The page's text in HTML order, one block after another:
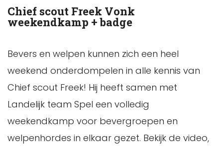
Chief scout Freek Vonk
weekendkamp + badge
Bevers en welpen kunnen zich een heel
weekend onderdompelen in alle kennis van
Chief scout Freek! Hij heeft samen met
Landelijk team Spel een volledig
weekendkamp voor bevergroepen en
welpenhordes in elkaar gezet. Bekijk de video,